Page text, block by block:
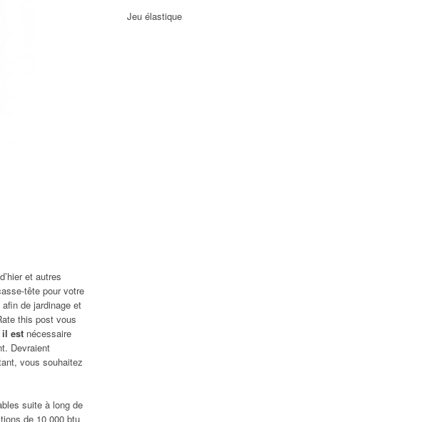
et autres
tête pour votre
de jardinage et
this post vous
est nécessaire
Devraient
vous souhaitez
suite à long de
de 10 000 btu
Jeu élastique